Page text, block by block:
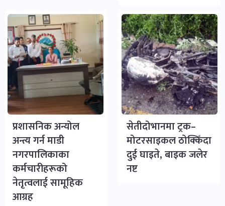
प्रशासनिक अन्योल
अन्त्य गर्न माडी
नगरपालिकाका
कर्मचारीहरूको
नेतृत्वलाई सामूहिक
आग्रह
सेतीदोभानमा ट्रक–
मोटरसाइकल ठोक्किँदा
दुई घाइते, बाइक जलेर
नष्ट